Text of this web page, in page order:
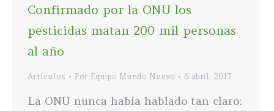
Confirmado por la ONU los
pesticidas matan 200 mil personas
al año
Artículos Por Equipo Mundo Nuevo 6 abril, 2017
La ONU nunca había hablado tan claro: